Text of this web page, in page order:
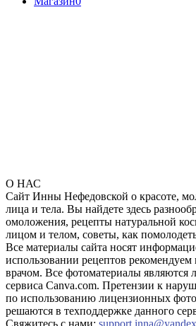
О НАС
Сайт Инны Нефедовской о красоте,
лица и тела. Вы найдете здесь
омоложения, рецепты натуральной
лицом и телом, советы, как
Все материалы сайта носят
использовании рецептов рекомендуем
врачом. Все фотоматериалы являются
сервиса Canva.com. Претензии к
по использованию лицензионных
решаются в техподдержке данного
Свяжитесь с нами: